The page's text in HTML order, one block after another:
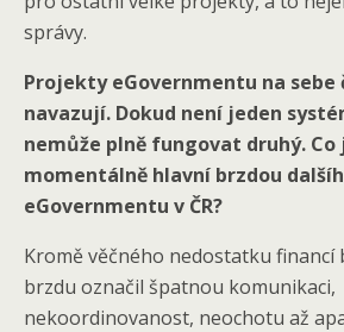
správy.
Projekty eGovernmentu na sebe
navazují. Dokud není jeden
nemůže plně fungovat druhý. Co
momentálně hlavní brzdou
eGovernmentu v ČR?
Kromě věčného nedostatku financí
brzdu označil špatnou komunikaci,
nekoordinovanost, neochotu až